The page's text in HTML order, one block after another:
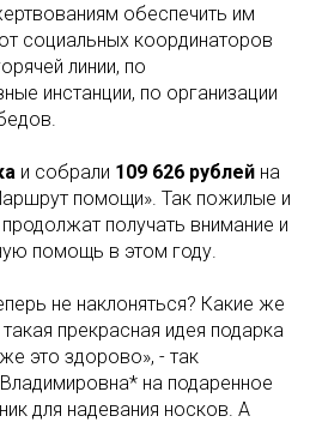
обеспечить им
социальных координаторов
линии, по
инстанции, по организации
и собрали 109 626 рублей на
помощи». Так пожилые и
получать внимание и
помощь в этом году.
не наклоняться? Какие же
прекрасная идея подарка
это здорово», - так
на подаренное
для надевания носков. А